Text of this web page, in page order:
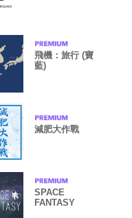
飛機：旅行 (寶
藍)
減肥大作戰
SPACE
FANTASY